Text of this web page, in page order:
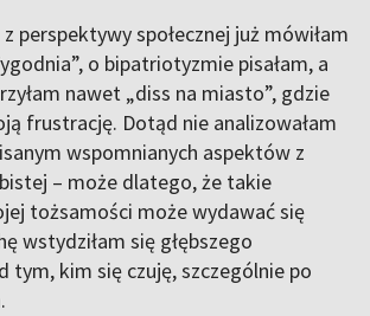
perspektywy społecznej już mówiłam
o bipatriotyzmie pisałam, a
nawet „diss na miasto”, gdzie
frustrację. Dotąd nie analizowałam
wspomnianych aspektów z
– może dlatego, że takie
tożsamości może wydawać się
wstydziłam się głębszego
tym, kim się czuję, szczególnie po